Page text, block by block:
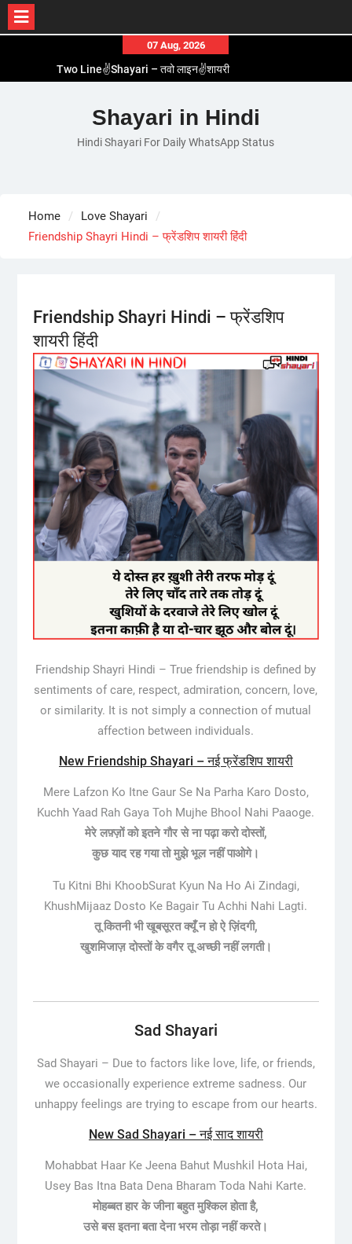
content
07 Aug, 2026
Two Line✌️Shayari – तवो लाइन✌️शायरी
Romantic Love😽Status – रोमांटिक लव😽स्टेटस
Love🥳Poetry In Hindi – लव🥳पोएट्री इन हिंदी
1 Line☝️Shayari In Hindi – १ लाइन☝️शायरी इन हिंदी
Shayari in Hindi
Hindi Shayari For Daily WhatsApp Status
Home
Love Shayari
Friendship Shayri Hindi – फ्रेंडशिप शायरी हिंदी
Friendship Shayri Hindi – फ्रेंडशिप
शायरी हिंदी
Friendship Shayri Hindi – True friendship is defined by
sentiments of care, respect, admiration, concern, love,
or similarity. It is not simply a connection of mutual
affection between individuals.
New Friendship Shayari – नई फ्रेंडशिप शायरी
Mere Lafzon Ko Itne Gaur Se Na Parha Karo Dosto,
Kuchh Yaad Rah Gaya Toh Mujhe Bhool Nahi Paaoge.
मेरे लफ़्ज़ों को इतने गौर से ना पढ़ा करो दोस्तों,
कुछ याद रह गया तो मुझे भूल नहीं पाओगे।
Tu Kitni Bhi KhoobSurat Kyun Na Ho Ai Zindagi,
KhushMijaaz Dosto Ke Bagair Tu Achhi Nahi Lagti.
तू कितनी भी खूबसूरत क्यूँ न हो ऐ ज़िंदगी,
खुशमिजाज़ दोस्तों के वगैर तू अच्छी नहीं लगती।
Sad Shayari
Sad Shayari – Due to factors like love, life, or friends,
we occasionally experience extreme sadness. Our
unhappy feelings are trying to escape from our hearts.
New Sad Shayari – नई साद शायरी
Mohabbat Haar Ke Jeena Bahut Mushkil Hota Hai,
Usey Bas Itna Bata Dena Bharam Toda Nahi Karte.
मोहब्बत हार के जीना बहुत मुश्किल होता है,
उसे बस इतना बता देना भरम तोड़ा नहीं करते।